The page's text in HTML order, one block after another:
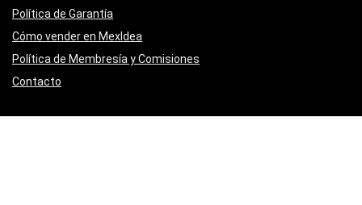
Política de Garantía
Cómo vender en MexIdea
Política de Membresía y Comisiones
Contacto